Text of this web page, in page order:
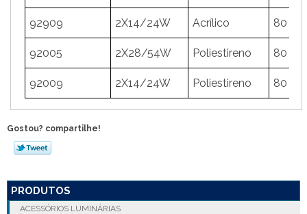
92909 2X14/24W Acrílico 80
92005 2X28/54W Poliestireno 80
92009 2X14/24W Poliestireno 80
Gostou? compartilhe!
PRODUTOS
ACESSÓRIOS LUMINÁRIAS